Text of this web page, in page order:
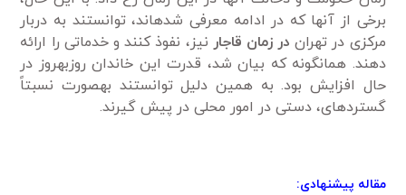
برخی از آن­ها که در ادامه معرفی شده­اند، توانستند به دربار
مرکزی در تهران در زمان قاجار نیز، نفوذ کنند و خدماتی را ارائه
دهند. همان­گونه که بیان شد، قدرت این خاندان روزبه­روز در
حال افزایش بود. به­ همین دلیل توانستند به­صورت نسبتاً
گسترده­ای، دستی در امور محلی در پیش گیرند.
مقاله پیشنهادی: